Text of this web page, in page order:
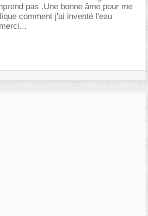
pas .Une bonne âme pour me
comment j'ai inventé l'eau